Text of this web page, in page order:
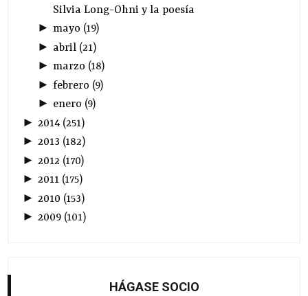
Silvia Long-Ohni y la poesía
► mayo (19)
► abril(21)
► marzo (18)
► febrero (9)
► enero (9)
► 2014 (251)
►2013 (182)
► 2012 (170)
►2011 (175)
► 2010 (153)
►2009 (101)
HÁGASE SOCIO